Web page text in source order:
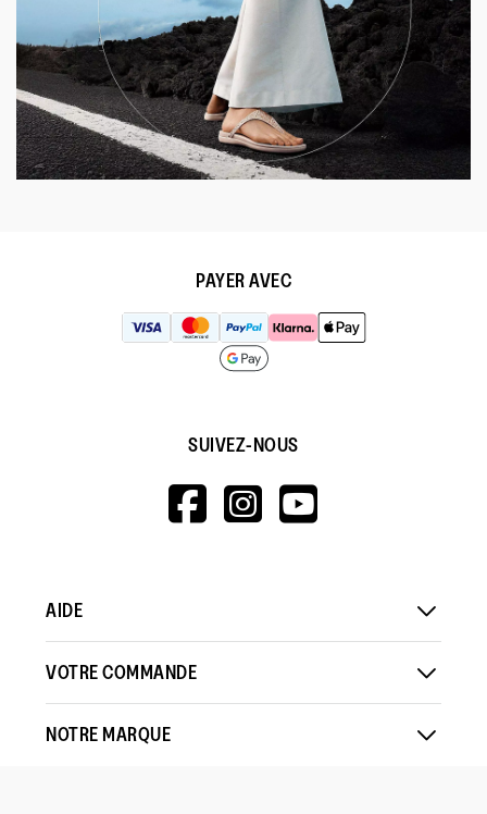
PAYER AVEC
SUIVEZ-NOUS
HTTPS://
HTTPS://
AIDE
VOTRE COMMANDE
NOTRE MARQUE